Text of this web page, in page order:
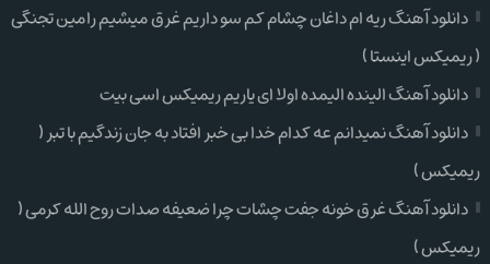
دانلود آهنگ ریه ام داغان چشام کم سو داریم غرق میشیم رامین تجنگی
( ریمیکس اینستا )
دانلود آهنگ الینده الیمده اولا ای یاریم ریمیکس اسی بیت
دانلود آهنگ نمیدانم عه کدام خدا بی خبر افتاد به جان زندگیم با تبر (
ریمیکس )
دانلود آهنگ غرق خونه جفت چشات چرا ضعیفه صدات روح الله کرمی (
ریمیکس )